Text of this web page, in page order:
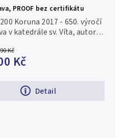
PROOF bez certifikátu
Kč
Kč
Detail
Koruna 2017 - 650. výročí
v katedrále sv. Víta, autor